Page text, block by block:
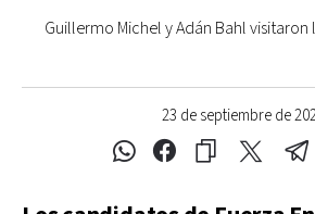
23 de septiembre de
Guillermo Michel y Adán Bahl visitaron